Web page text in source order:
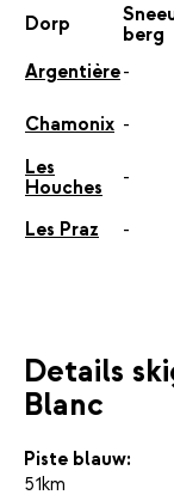
Dorp
berg
Argentière-
Chamonix -
Les
Houches
-
Les Praz -
Details
Blanc
Piste blauw:
51km